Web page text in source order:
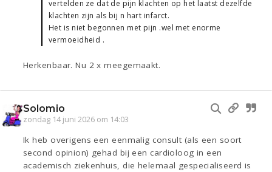
vertelden ze dat de pijn klachten op het laatst dezelfde
klachten zijn als bij n hart infarct.
Het is niet begonnen met pijn .wel met enorme
vermoeidheid .
Herkenbaar. Nu 2 x meegemaakt.
Solomio
zondag 14 juni 2026 om 14:03
Ik heb overigens een eenmalig consult (als een soort
second opinion) gehad bij een cardioloog in een
academisch ziekenhuis, die helemaal gespecialiseerd is